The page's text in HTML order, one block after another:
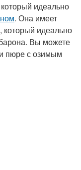
идеально
. Она имеет
который идеально
Вы можете
пюре с озимым